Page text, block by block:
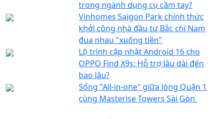
trong ngành dụng cụ cầm tay?
Vinhomes Saigon Park chính thức
khởi công nhà đầu tư Bắc chí Nam
đua nhau "xuống tiền"
Lộ trình cập nhật Android 16 cho
OPPO Find X9s: Hỗ trợ lâu dài đến
bao lâu?
Sống "All-in-one" giữa lòng Quận 1
cùng Masterise Towers Sài Gòn